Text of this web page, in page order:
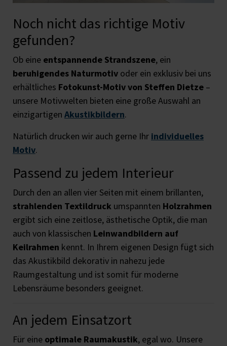
Noch nicht das richtige Motiv
gefunden?
Ob eine entspannende Strandszene, ein
beruhigendes Naturmotiv oder ein exklusiv bei uns
erhältliches Fotokunst-Motiv von Steffen Dietze –
unsere Motivwelten bieten eine große Auswahl an
einzigartigen Akustikbildern.
Natürlich drucken wir auch gerne Ihr individuelles
Motiv.
Passend zu jedem Interieur
Durch den an allen vier Seiten mit einem brillanten,
strahlenden Textildruck umspannten Holzrahmen
ergibt sich eine zeitlose, ästhetische Optik, die man
auch von klassischen Leinwandbildern auf
Keilrahmen kennt. In Ihrem eigenen Design fügt sich
das Akustikbild dekorativ in nahezu jede
Raumgestaltung und ist somit für moderne
Lebensräume besonders geeignet.
An jedem Einsatzort
Für eine optimale Raumakustik, egal wo. Unsere